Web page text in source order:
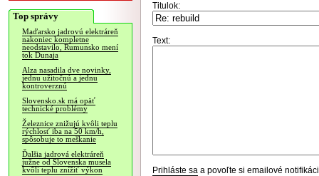
Top správy
Maďarsko jadrovú elektráreň
nakoniec kompletne
neodstavilo, Rumunsko mení
tok Dunaja
Alza nasadila dve novinky,
jednu užitočnú a jednu
kontroverznú
Slovensko.sk má opäť
technické problémy
Železnice znižujú kvôli teplu
rýchlosť iba na 50 km/h,
spôsobuje to meškanie
Ďalšia jadrová elektráreň
južne od Slovenska musela
kvôli teplu znížiť výkon
Titulok:
Text:
Prihláste sa a povoľte si emailové